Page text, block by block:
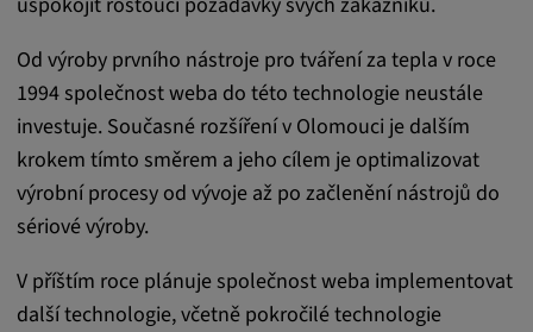
Od výroby prvního nástroje pro tváření za tepla v roce
1994 společnost weba do této technologie neustále
investuje. Současné rozšíření v Olomouci je dalším
krokem tímto směrem a jeho cílem je optimalizovat
výrobní procesy od vývoje až po začlenění nástrojů do
sériové výroby.
V příštím roce plánuje společnost weba implementovat
další technologie, včetně pokročilé technologie
1 rok
Externí média
Nutné pro zobrazení obsahu z externích
mediálních platforem.
Google Maps